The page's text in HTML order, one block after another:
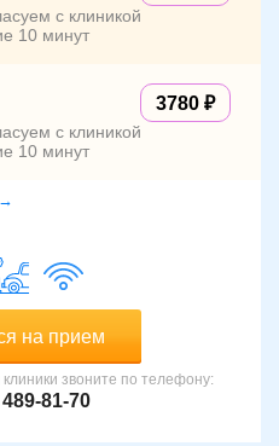
с клиникой
10 минут
3780
с клиникой
10 минут
на прием
звоните по телефону:
81-70